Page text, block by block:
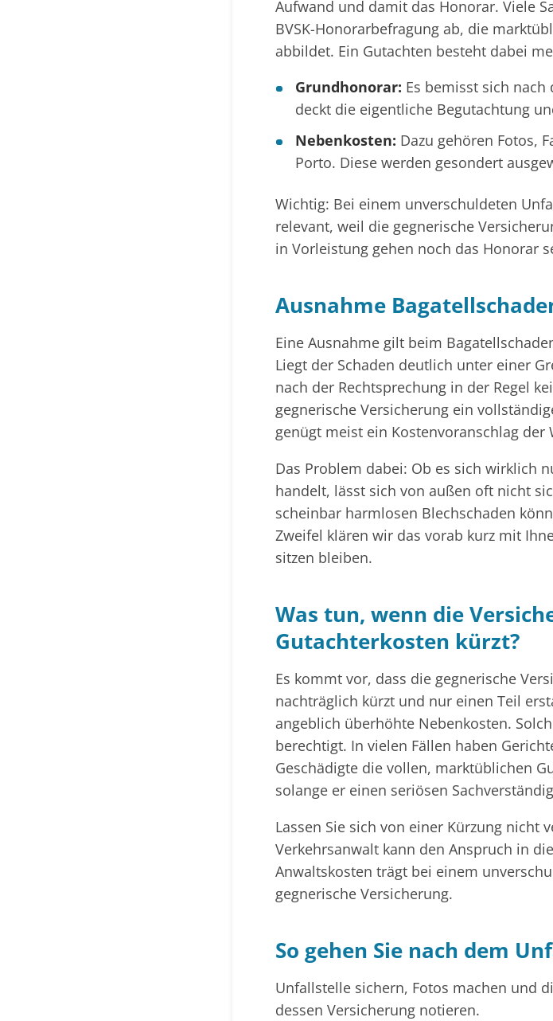
Aufwand und damit das Honorar. Viele
BVSK-Honorarbefragung ab, die
abbildet. Ein Gutachten besteht dabei
Grundhonorar: Es bemisst sich
deckt die eigentliche Begutachtung
Nebenkosten: Dazu gehören Fotos,
Porto. Diese werden gesondert
Wichtig: Bei einem unverschuldeten
relevant, weil die gegnerische
in Vorleistung gehen noch das Honorar
Ausnahme
Eine Ausnahme gilt beim
Liegt der Schaden deutlich unter einer
nach der Rechtsprechung in der Regel
gegnerische Versicherung ein
genügt meist ein Kostenvoranschlag der
Das Problem dabei: Ob es sich wirklich
handelt, lässt sich von außen oft nicht
scheinbar harmlosen Blechschaden
Zweifel klären wir das vorab kurz mit
sitzen bleiben.
Was tun, wenn die
Gutachterkosten kürzt?
Es kommt vor, dass die gegnerische
nachträglich kürzt und nur einen Teil
angeblich überhöhte Nebenkosten.
berechtigt. In vielen Fällen haben
Geschädigte die vollen, marktüblichen
solange er einen seriösen
Lassen Sie sich von einer Kürzung nicht
Verkehrsanwalt kann den Anspruch in
Anwaltskosten trägt bei einem
gegnerische Versicherung.
So gehen Sie nach dem
Unfallstelle sichern, Fotos machen und
dessen Versicherung notieren.